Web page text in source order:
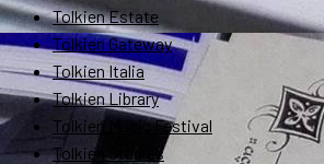
Tolkien Estate
Tolkien Gateway
Tolkien Italia
Tolkien Library
Tolkien Music Festival
Tolkien Studies